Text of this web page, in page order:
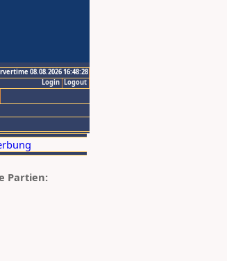
08.08.2026 16:48:28
Logout
Login
Partien: